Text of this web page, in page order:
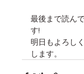
最後まで読ん
す!
明日もよろし
します。